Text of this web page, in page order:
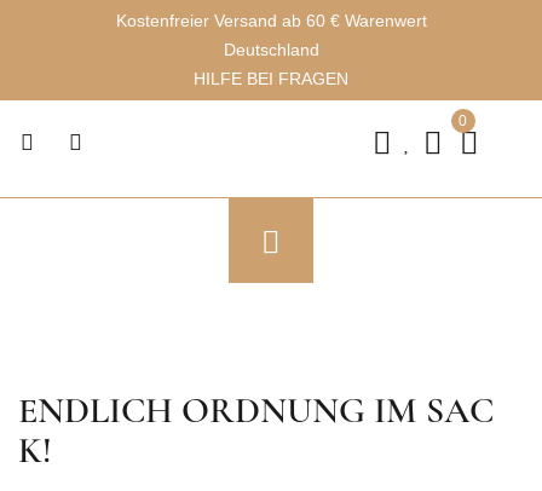
Kostenfreier Versand ab 60 € Warenwert
Deutschland
HILFE BEI FRAGEN
0
ENDLICH ORDNUNG IM SAC
K!